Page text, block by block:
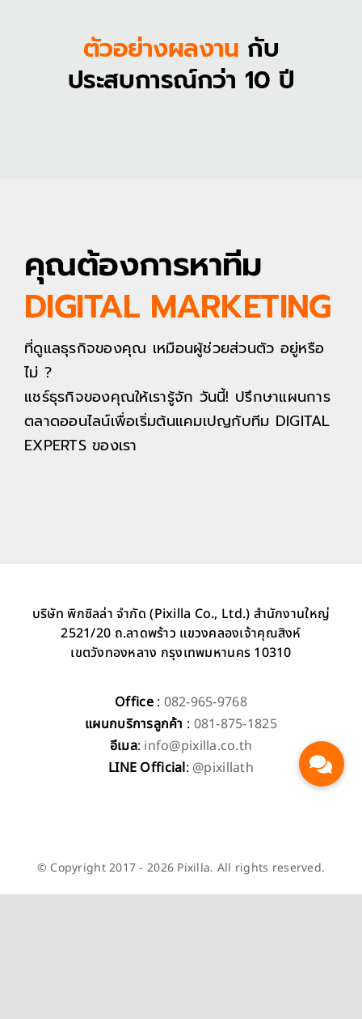
ตัวอย่างผลงาน กับ
ประสบการณ์กว่า 10 ปี
คุณต้องการหาทีม
DIGITAL MARKETING
ที่ดูแลธุรกิจของคุณ เหมือนผู้ช่วยส่วนตัว อยู่หรือ
ไม่ ?
แชร์ธุรกิจของคุณให้เรารู้จัก วันนี้! ปรึกษาแผนการ
ตลาดออนไลน์เพื่อเริ่มต้นแคมเปญกับทีม DIGITAL
EXPERTS ของเรา
บริษัท พิกซิลล่า จำกัด (Pixilla Co., Ltd.) สำนักงานใหญ่
2521/20 ถ.ลาดพร้าว แขวงคลองเจ้าคุณสิงห์
เขตวังทองหลาง กรุงเทพมหานคร 10310
Office: 082-965-9768
แผนกบริการลูกค้า : 081-875-1825
อีเมล: info@pixilla.co.th
LINE Official: @pixillath
© Copyright 2017 - 2026 Pixilla. All rights reserved.